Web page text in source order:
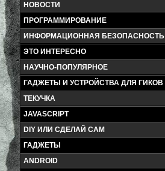
НОВОСТИ
ПРОГРАММИРОВАНИЕ
ИНФОРМАЦИОННАЯ БЕЗОПАСНОСТЬ
ЭТО ИНТЕРЕСНО
НАУЧНО-ПОПУЛЯРНОЕ
ГАДЖЕТЫ И УСТРОЙСТВА ДЛЯ ГИКОВ
ТЕКУЧКА
JAVASCRIPT
DIY ИЛИ СДЕЛАЙ САМ
ГАДЖЕТЫ
ANDROID